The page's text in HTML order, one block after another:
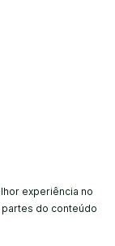
experiência no
do conteúdo